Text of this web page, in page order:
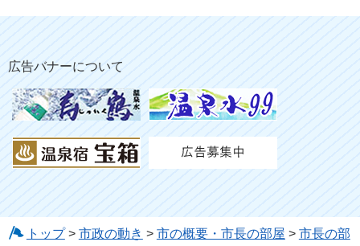
広告バナーについて
トップ> 市政の動き > 市の概要・市長の部屋 > 市長の部